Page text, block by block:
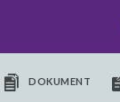
DOKUMENT